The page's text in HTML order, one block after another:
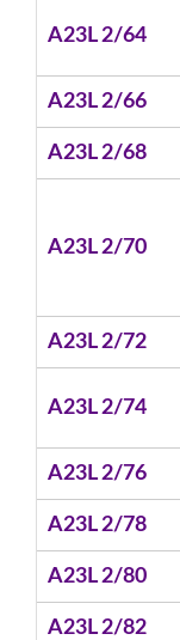
A23L 2/64
A23L 2/66
A23L 2/68
A23L 2/70
A23L 2/72
A23L 2/74
A23L 2/76
A23L 2/78
A23L 2/80
A23L 2/82